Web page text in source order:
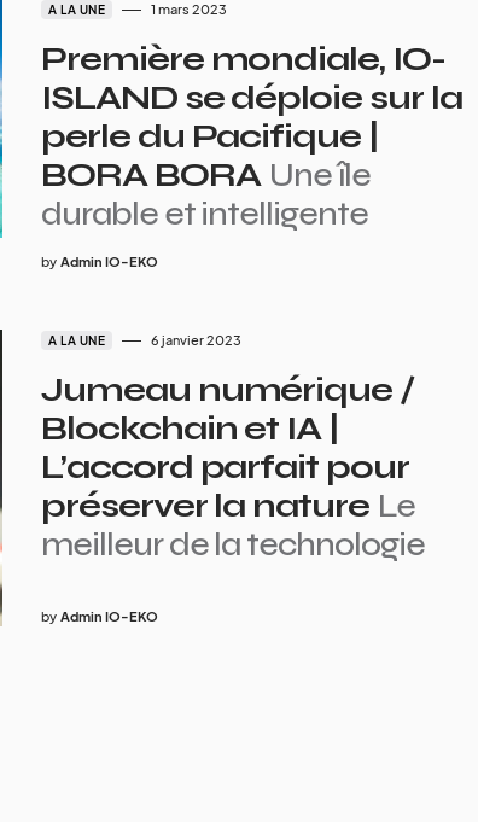
A LA UNE 1 mars 2023
Première mondiale, IO-
ISLAND se déploie sur la
perle du Pacifique |
BORA BORA Une île
durable et intelligente
by Admin IO-EKO
A LA UNE 6 janvier 2023
Jumeau numérique /
Blockchain et IA |
L’accord parfait pour
préserver la nature Le
meilleur de la technologie
by Admin IO-EKO